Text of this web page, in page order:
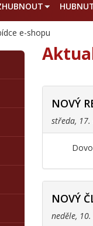
e-shopu
NOVÝ
středa,
NOVÝ
neděle,